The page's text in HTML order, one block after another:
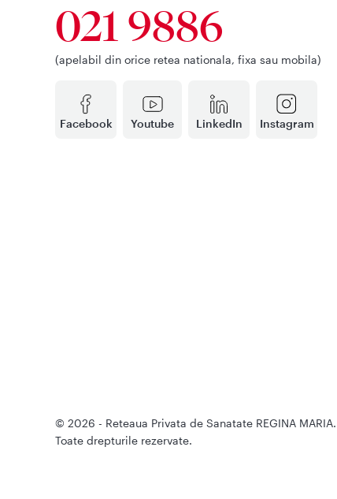
Facebook Youtube LinkedIn Instagram
021 9886
(apelabil din orice retea nationala, fixa sau mobila)
© 2026 - Reteaua Privata de Sanatate REGINA MARIA.
Toate drepturile rezervate.